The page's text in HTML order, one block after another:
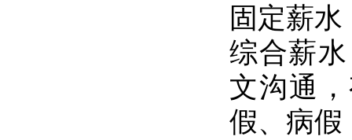
固定薪水
综合薪
文沟通
假、病假